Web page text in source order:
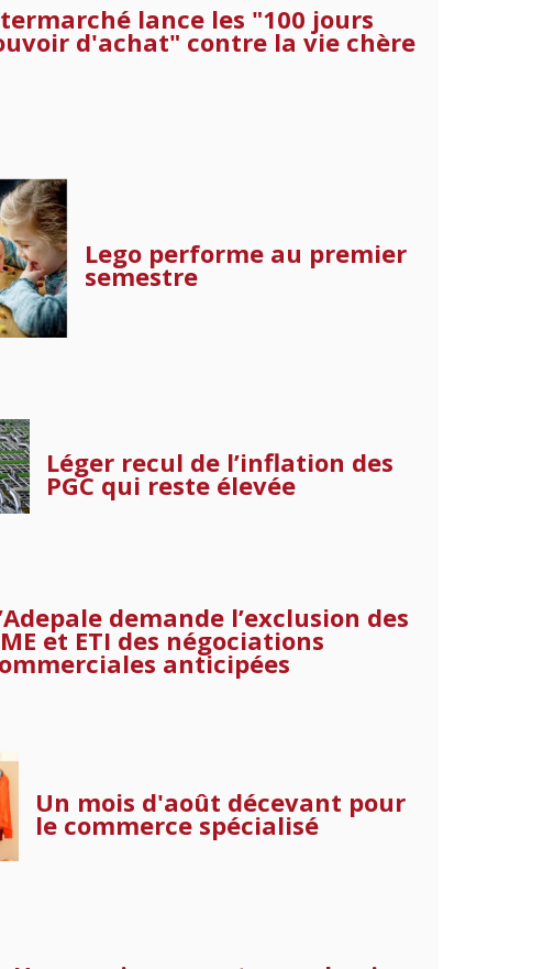
lance les "100 jours
d'achat" contre la vie chère
Lego performe au premier
semestre
Léger recul de l’inflation des
PGC qui reste élevée
demande l’exclusion des
et ETI des négociations
anticipées
Un mois d'août décevant pour
le commerce spécialisé